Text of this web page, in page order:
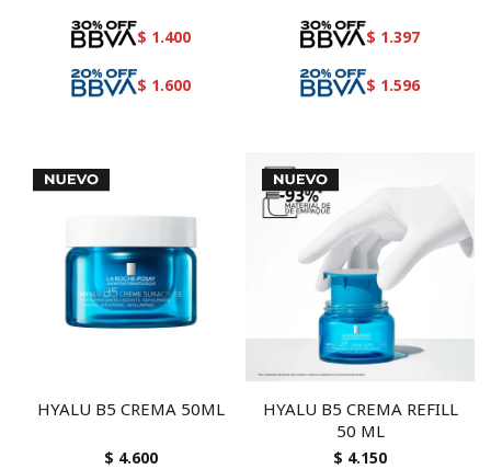
$ 1.400
$ 1.600
$ 1.397
$ 1.596
HYALU B5 CREMA 50ML
$ 4.600
HYALU B5 CREMA REFILL
50 ML
$ 4.150